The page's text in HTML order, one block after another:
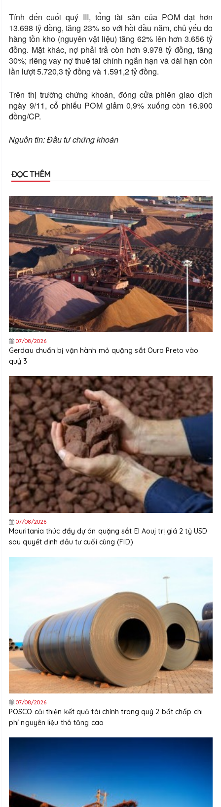
Tính đến cuối quý III, tổng tài sản của POM đạt hơn
13.698 tỷ đồng, tăng 23% so với hồi đầu năm, chủ yếu do
hàng tồn kho (nguyên vật liệu) tăng 62% lên hơn 3.656 tỷ
đồng. Mặt khác, nợ phải trả còn hơn 9.978 tỷ đồng, tăng
30%; riêng vay nợ thuê tài chính ngắn hạn và dài hạn còn
lần lượt 5.720,3 tỷ đồng và 1.591,2 tỷ đồng.
Trên thị trường chứng khoán, đóng cửa phiên giao dịch
ngày 9/11, cổ phiếu POM giảm 0,9% xuống còn 16.900
đồng/CP.
Nguồn tin: Đầu tư chứng khoán
ĐỌC THÊM
07/08/2026
Gerdau chuẩn bị vận hành mỏ quặng sắt Ouro Preto vào
quý 3
07/08/2026
Mauritania thúc đẩy dự án quặng sắt El Aouj trị giá 2 tỷ USD
sau quyết định đầu tư cuối cùng (FID)
07/08/2026
POSCO cải thiện kết quả tài chính trong quý 2 bất chấp chi
phí nguyên liệu thô tăng cao